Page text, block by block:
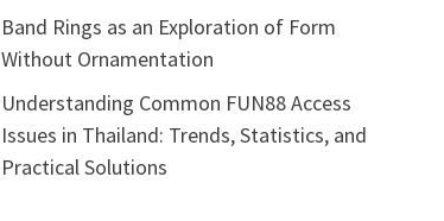
Band Rings as an Exploration of Form
Without Ornamentation
Understanding Common FUN88 Access
Issues in Thailand: Trends, Statistics, and
Practical Solutions